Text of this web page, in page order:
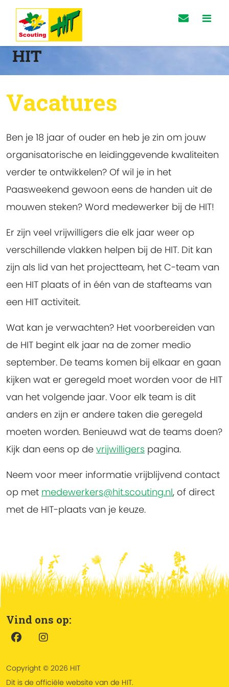
HIT
Vacatures
Ben je 18 jaar of ouder en heb je zin om jouw
organisatorische en leidinggevende kwaliteiten
verder te ontwikkelen? Of wil je in het
Paasweekend gewoon eens de handen uit de
mouwen steken? Word medewerker bij de HIT!
Er zijn veel vrijwilligers die elk jaar weer op
verschillende vlakken helpen bij de HIT. Dit kan
zijn als lid van het projectteam, het C-team van
een HIT plaats of in één van de stafteams van
een HIT activiteit.
Wat kan je verwachten? Het voorbereiden van
de HIT begint elk jaar na de zomer medio
september. De teams komen bij elkaar en gaan
kijken wat er geregeld moet worden voor de HIT
van het volgende jaar. Voor elk team is dit
anders en zijn er andere taken die geregeld
moeten worden. Benieuwd wat de teams doen?
Kijk dan eens op de vrijwilligers pagina.
Neem voor meer informatie vrijblijvend contact
op met medewerkers@hit.scouting.nl, of direct
met de HIT-plaats van je keuze.
Vind ons op:
Copyright © 2026 HIT
Dit is de officiële website van de HIT.